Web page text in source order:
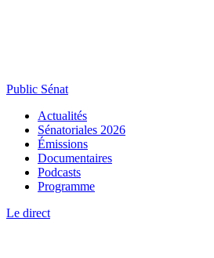
Public Sénat
Actualités
Sénatoriales 2026
Émissions
Documentaires
Podcasts
Programme
Le direct